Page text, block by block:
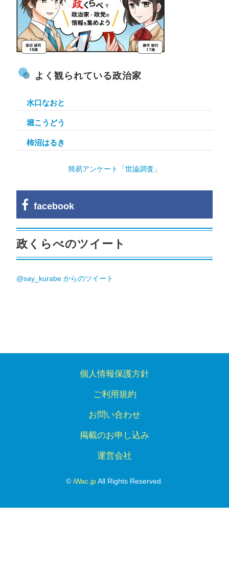
よく観られている政治家
水口なおと
堀こうどう
柿沼はるき
簡易アンケート「世論調査」
facebook
政くらべのツイート
@say_kurabe からのツイート
個人情報保護方針
ご利用規約
お問い合わせ
掲載のお申し込み
運営会社
© iWac.jpAll Rights Reserved.